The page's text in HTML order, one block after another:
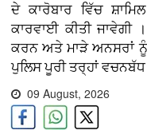
ਦੇ ਕਾਰੋਬਾਰ ਵਿੱਚ
ਕਾਰਵਾਈ ਕੀਤੀ
ਕਰਨ ਅਤੇ ਮਾੜੇ ਅਨਸਰਾਂ
ਪੁਲਿਸ ਪੂਰੀ ਤਰ੍ਹਾਂ ਵਚਨਬੱਧ
09 August, 2026